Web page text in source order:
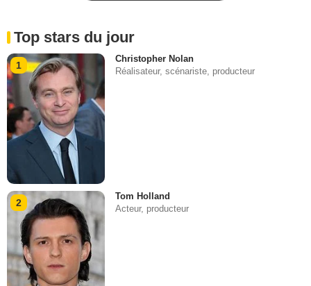
Top stars du jour
1
Christopher Nolan
Réalisateur, scénariste, producteur
2
Tom Holland
Acteur, producteur